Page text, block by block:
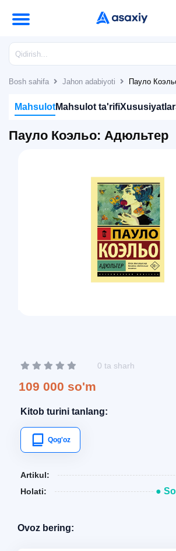
Bosh sahifa Jahon adabiyoti Пауло
MahsulotMahsulot ta'rifiXususiyatlar
Пауло Коэльо: Адюльтер
0 ta sharh
109 000 so'm
Kitob turini tanlang:
Qog'oz
Artikul:
Holati: ●
Ovoz bering: